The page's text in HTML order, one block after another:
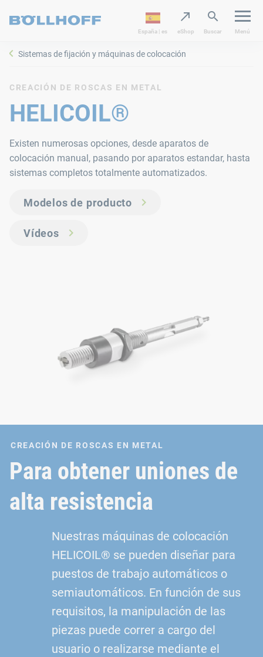
España | es eShop Buscar Menú
Sistemas de fijación y máquinas de colocación
CREACIÓN DE ROSCAS EN METAL
HELICOIL®
Existen numerosas opciones, desde aparatos de
colocación manual, pasando por aparatos estandar, hasta
sistemas completos totalmente automatizados.
Modelos de producto
Vídeos
CREACIÓN DE ROSCAS EN METAL
Para obtener uniones de
alta resistencia
Nuestras máquinas de colocación
HELICOIL® se pueden diseñar para
puestos de trabajo automáticos o
semiautomáticos. En función de sus
requisitos, la manipulación de las
piezas puede correr a cargo del
usuario o realizarse mediante el